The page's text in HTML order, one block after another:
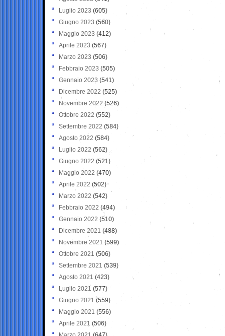
Luglio 2023 (605)
Giugno 2023 (560)
Maggio 2023 (412)
Aprile 2023 (567)
Marzo 2023 (506)
Febbraio 2023 (505)
Gennaio 2023 (541)
Dicembre 2022 (525)
Novembre 2022 (526)
Ottobre 2022 (552)
Settembre 2022 (584)
Agosto 2022 (584)
Luglio 2022 (562)
Giugno 2022 (521)
Maggio 2022 (470)
Aprile 2022 (502)
Marzo 2022 (542)
Febbraio 2022 (494)
Gennaio 2022 (510)
Dicembre 2021 (488)
Novembre 2021 (599)
Ottobre 2021 (506)
Settembre 2021 (539)
Agosto 2021 (423)
Luglio 2021 (577)
Giugno 2021(559)
Maggio 2021 (556)
Aprile 2021 (506)